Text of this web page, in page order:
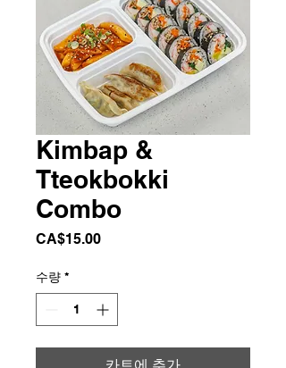
Kimbap &
Tteokbokki
Combo
CA$15.00가
수량 *
카트에 추가